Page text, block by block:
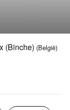
(Binche) (België)